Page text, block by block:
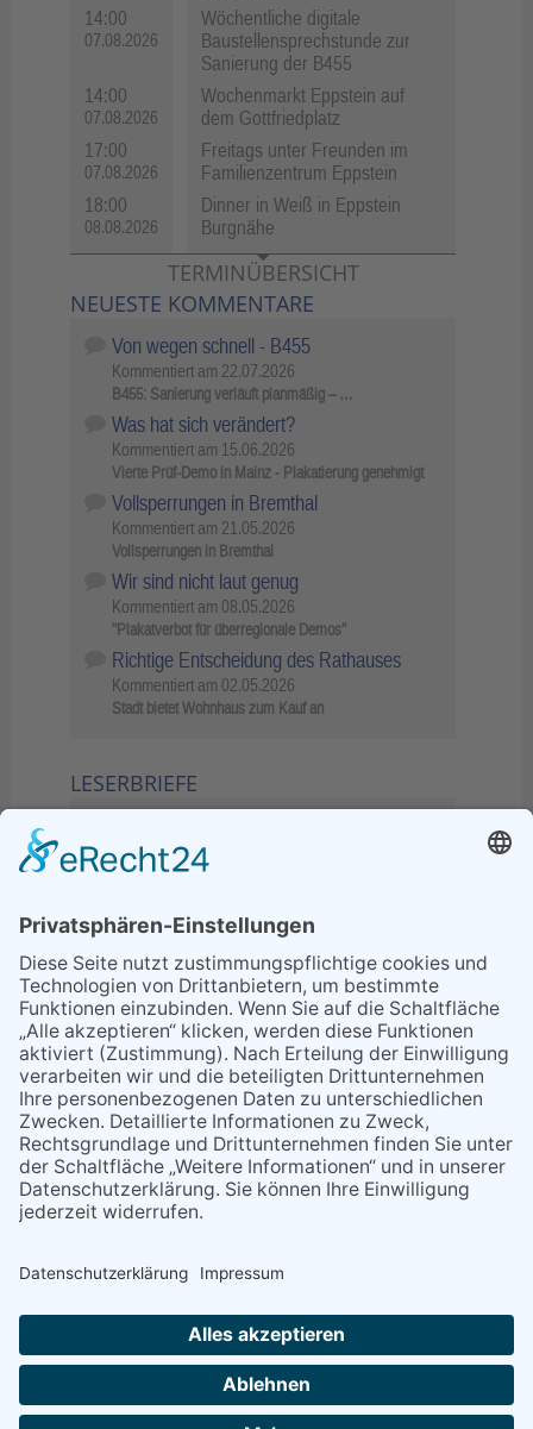
14:00
07.08.2026
Wöchentliche digitale
Baustellensprechstunde zur
Sanierung der B455
14:00
07.08.2026
Wochenmarkt Eppstein auf
dem Gottfriedplatz
17:00
07.08.2026
Freitags unter Freunden im
Familienzentrum Eppstein
18:00
08.08.2026
Dinner in Weiß in Eppstein
Burgnähe
TERMINÜBERSICHT
NEUESTE KOMMENTARE
Von wegen schnell - B455
Kommentiert am 22.07.2026
B455: Sanierung verläuft planmäßig – …
Was hat sich verändert?
Kommentiert am 15.06.2026
Vierte Prüf-Demo in Mainz - Plakatierung genehmigt
Vollsperrungen in Bremthal
Kommentiert am 21.05.2026
Vollsperrungen in Bremthal
Wir sind nicht laut genug
Kommentiert am 08.05.2026
"Plakatverbot für überregionale Demos"
Richtige Entscheidung des Rathauses
Kommentiert am 02.05.2026
Stadt bietet Wohnhaus zum Kauf an
LESERBRIEFE
Sperrung B455: Kleiner
Grenzverkehr statt weite Wege
21.04.2026
Wenn Bahn-Computer nicht
miteinander kommunizieren
11.03.2026
"Plakatverbot für überregionale
Demos"
04.02.2026
Gelbe Tonne – Ein kleiner Blick
über den Tellerand
04.02.2026
Plastikersparnis durch Nutzung
von Gelber Tonne statt Säcken
NACH OBEN
Alle Rechte vorbehalten - Eppsteiner Zeitung Druck- und Verlags-
GmbH